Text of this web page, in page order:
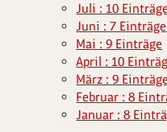
Juli : 10
Juni : 7 Einträge
Mai : 9 Einträge
April : 10
März : 9
Februar : 8
Januar : 8